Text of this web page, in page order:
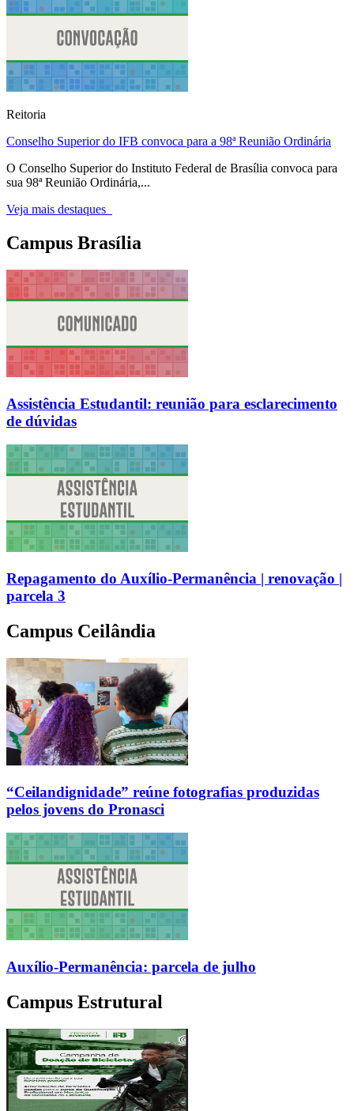
Reitoria
Conselho Superior do IFB convoca para a 98ª Reunião Ordinária
O Conselho Superior do Instituto Federal de Brasília convoca para
sua 98ª Reunião Ordinária,...
Veja mais destaques
Campus Brasília
Assistência Estudantil: reunião para esclarecimento
de dúvidas
Repagamento do Auxílio-Permanência | renovação |
parcela 3
Campus Ceilândia
“Ceilandignidade” reúne fotografias produzidas
pelos jovens do Pronasci
Auxílio-Permanência: parcela de julho
Campus Estrutural